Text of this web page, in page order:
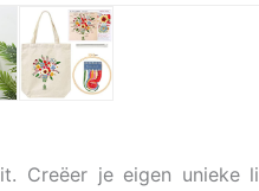
Creëer je eigen unieke